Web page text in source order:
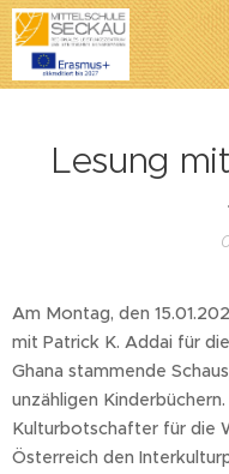
Lesung
Am Montag, den
mit Patrick K. Addai für
Ghana stammende
unzähligen
Kulturbotschafter für die
Österreich den